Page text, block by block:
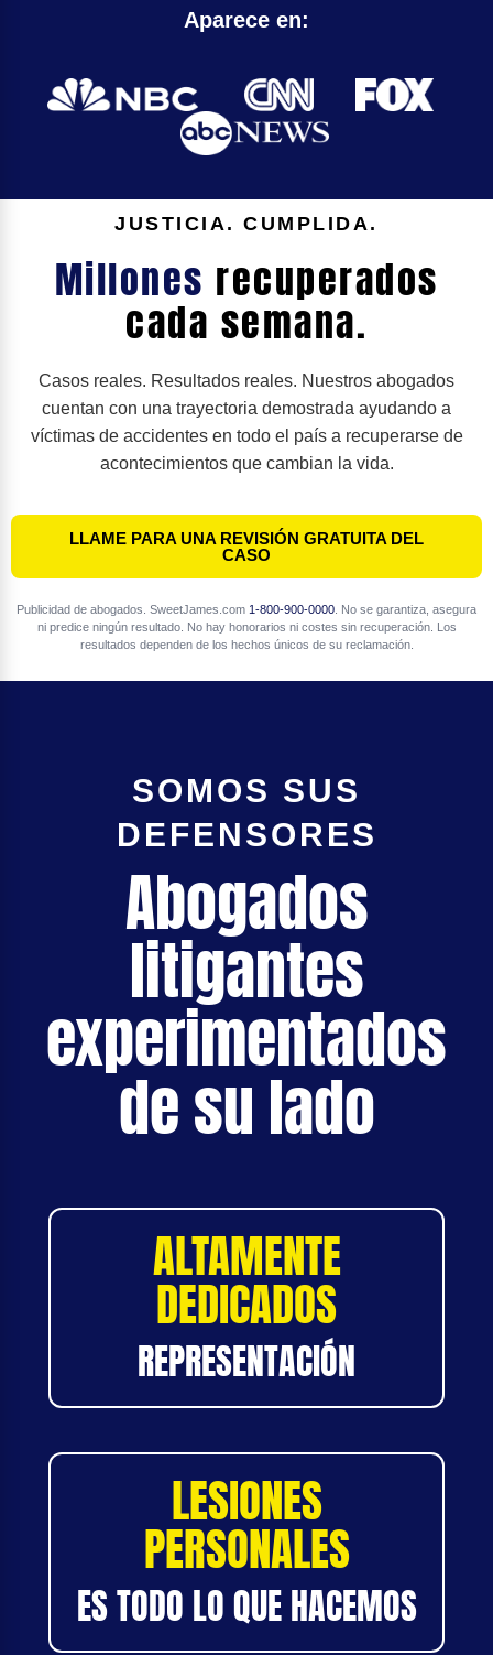
Aparece en:
JUSTICIA. CUMPLIDA.
Millones recuperados
cada semana.
Casos reales. Resultados reales. Nuestros abogados
cuentan con una trayectoria demostrada ayudando a
víctimas de accidentes en todo el país a recuperarse de
acontecimientos que cambian la vida.
LLAME PARA UNA REVISIÓN GRATUITA DEL
CASO
Publicidad de abogados. SweetJames.com 1-800-900-0000. No se garantiza, asegura
ni predice ningún resultado. No hay honorarios ni costes sin recuperación. Los
resultados dependen de los hechos únicos de su reclamación.
SOMOS SUS
DEFENSORES
Abogados
litigantes
experimentados
de su lado
ALTAMENTE
DEDICADOS
REPRESENTACIÓN
LESIONES
PERSONALES
ES TODO LO QUE HACEMOS